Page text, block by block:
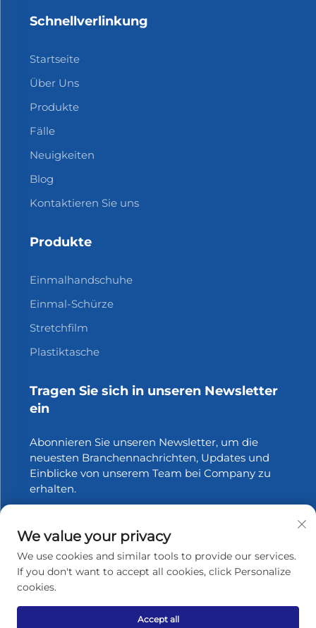
Schnellverlinkung
Startseite
Über Uns
Produkte
Fälle
Neuigkeiten
Blog
Kontaktieren Sie uns
Produkte
Einmalhandschuhe
Einmal-Schürze
Stretchfilm
Plastiktasche
Tragen Sie sich in unseren Newsletter
ein
Abonnieren Sie unseren Newsletter, um die
neuesten Branchennachrichten, Updates und
Einblicke von unserem Team bei Company zu
erhalten.
Urheberrecht © 2025 Zhangjiagang Xinfang Packaging
We value your privacy
We use cookies and similar tools to provide our services.
If you don't want to accept all cookies, click Personalize
cookies.
Accept all